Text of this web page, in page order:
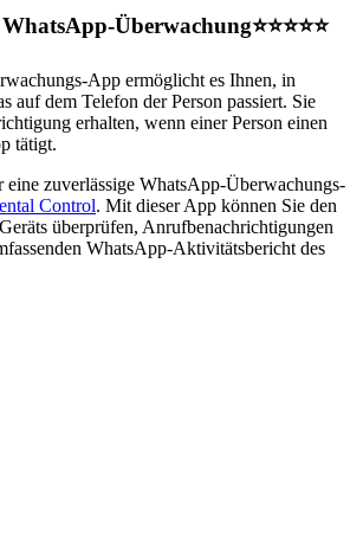
Überwachung⭐⭐⭐⭐⭐
App ermöglicht es Ihnen, in
auf dem Telefon der Person passiert. Sie
erhalten, wenn einer Person einen
tätigt.
zuverlässige WhatsApp-Überwachungs-
Control. Mit dieser App können Sie den
überprüfen, Anrufbenachrichtigungen
WhatsApp-Aktivitätsbericht des